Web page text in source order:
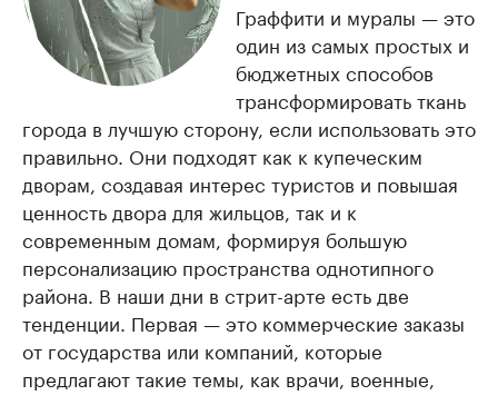
Граффити и муралы — это
один из самых простых и
бюджетных способов
трансформировать ткань
города в лучшую сторону, если использовать это
правильно. Они подходят как к купеческим
дворам, создавая интерес туристов и повышая
ценность двора для жильцов, так и к
современным домам, формируя большую
персонализацию пространства однотипного
района. В наши дни в стрит-арте есть две
тенденции. Первая — это коммерческие заказы
от государства или компаний, которые
предлагают такие темы, как врачи, военные,